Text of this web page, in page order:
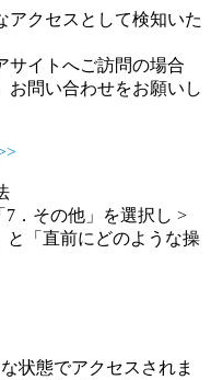
アクセスとして検知いた
サイトへご訪問の場合
お問い合わせをお願いし
．その他」を選択し >
と「直前にどのような操
状態でアクセスされま